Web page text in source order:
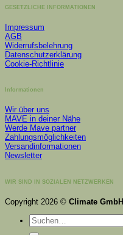
GESETZLICHE INFORMATIONEN
Impressum
AGB
Widerrufsbelehrung
Datenschutzerklärung
Cookie-Richtlinie
Informationen
Wir über uns
MAVE in deiner Nähe
Werde Mave partner
Zahlungsmöglichkeiten
Versandinformationen
Newsletter
WIR SIND IN SOZIALEN NETZWERKEN
Copyright 2026 © Climate GmbH
Suchen
nach: